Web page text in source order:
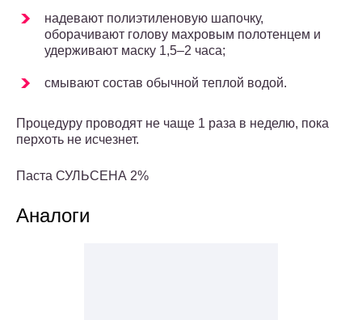
надевают полиэтиленовую шапочку,
оборачивают голову махровым полотенцем и
удерживают маску 1,5–2 часа;
смывают состав обычной теплой водой.
Процедуру проводят не чаще 1 раза в неделю, пока
перхоть не исчезнет.
Паста СУЛЬСЕНА 2%
Аналоги